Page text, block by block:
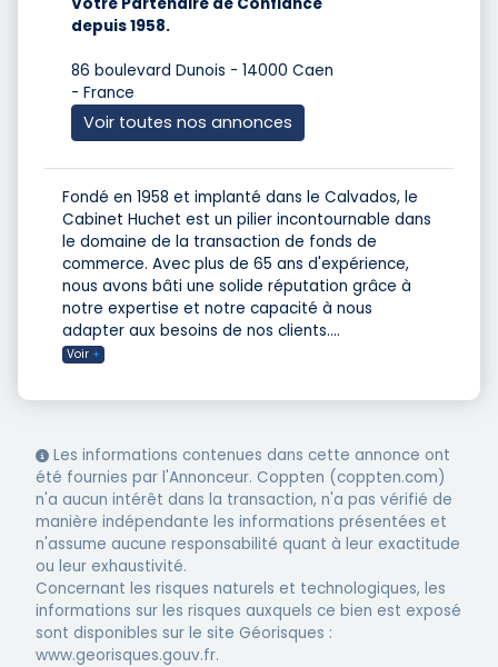
depuis 1958.
86 boulevard Dunois - 14000 Caen
- France
Voir toutes nos annonces
Fondé en 1958 et implanté dans le Calvados, le
Cabinet Huchet est un pilier incontournable dans
le domaine de la transaction de fonds de
commerce. Avec plus de 65 ans d'expérience,
nous avons bâti une solide réputation grâce à
notre expertise et notre capacité à nous
adapter aux besoins de nos clients....
Voir +
Les informations contenues dans cette annonce ont
été fournies par l'Annonceur. Coppten (coppten.com)
n'a aucun intérêt dans la transaction, n'a pas vérifié de
manière indépendante les informations présentées et
n'assume aucune responsabilité quant à leur exactitude
ou leur exhaustivité.
Concernant les risques naturels et technologiques, les
informations sur les risques auxquels ce bien est exposé
sont disponibles sur le site Géorisques :
www.georisques.gouv.fr.